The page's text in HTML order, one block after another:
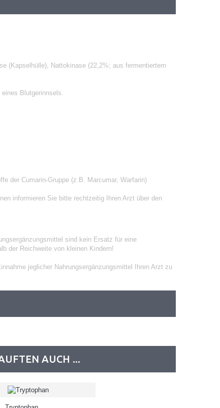
(Kapselhülle), Nattokinase (22,2%; aus fermentiertem
Blutgerinnsels.
der Cumarin-Gruppe (z.B. Marcumar, Warfarin)
informieren Sie bitte rechtzeitig Ihren Arzt über den
sind kein Ersatz für eine
der Reichweite von kleinen Kindern!
jeglicher Nahrungsergänzungsmittel Ihren Arzt zu
AUCH ...